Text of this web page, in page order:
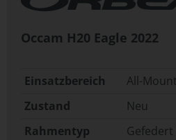
Occam H20 Eagle 2022
Einsatzbereich
All-
Zustand
Neu
Rahmentyp
Gefedert